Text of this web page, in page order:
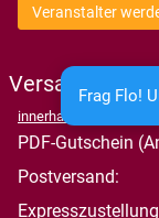
Frag Flo!
Veranstalter
Versandkosten
innerhalb
PDF-Gutschein
Postversand: